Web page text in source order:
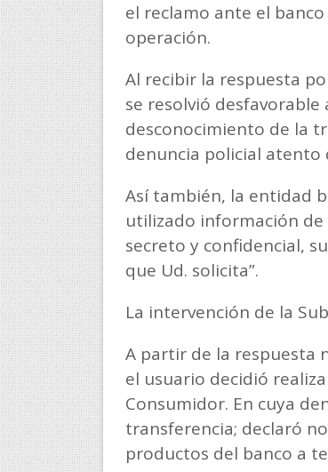
el reclamo ante el
operación.
Al recibir la respuesta
se resolvió desfavorable
desconocimiento de la
denuncia policial atento
Así también, la entidad
utilizado información de
secreto y confidencial,
que Ud. solicita”.
La intervención de la
A partir de la respuesta
el usuario decidió
Consumidor. En cuya
transferencia; declaró
productos del banco a